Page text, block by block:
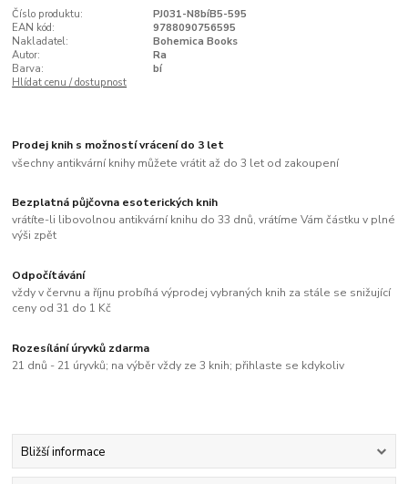
Číslo produktu:
PJ031-N8bíB5-595
EAN kód:
9788090756595
Nakladatel:
Bohemica Books
Autor:
Ra
Barva:
bí
Hlídat cenu / dostupnost
Prodej knih s možností vrácení do 3 let
všechny antikvární knihy můžete vrátit až do 3 let od zakoupení
Bezplatná půjčovna esoterických knih
vrátíte-li libovolnou antikvární knihu do 33 dnů, vrátíme Vám částku v plné
výši zpět
Odpočítávání
vždy v červnu a říjnu probíhá výprodej vybraných knih za stále se snižující
ceny od 31 do 1 Kč
Rozesílání úryvků zdarma
21 dnů - 21 úryvků; na výběr vždy ze 3 knih; přihlaste se kdykoliv
Bližší informace